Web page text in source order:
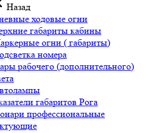
Назад
ходовые огни
габариты кабины
огни ( габариты)
номера
рабочего (дополнительного)
габаритов Рога
профессиональные